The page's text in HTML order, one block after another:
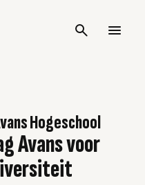
Hogeschool
Avans voor